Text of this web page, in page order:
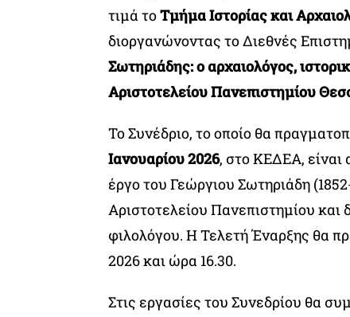
τιμά τοΤμήμα Ιστορίας και
διοργανώνοντας το Διεθνές
Σωτηριάδης: ο αρχαιολόγος,
Αριστοτελείου Πανεπιστημίου
Το Συνέδριο, το οποίο θα
Ιανουαρίου 2026, στο ΚΕΔΕΑ, είναι
έργο του Γεώργιου Σωτηριάδη
Αριστοτελείου Πανεπιστημίου και
φιλολόγου. Η Τελετή Έναρξης θα
2026 και ώρα 16.30.
Στις εργασίες του Συνεδρίου θα